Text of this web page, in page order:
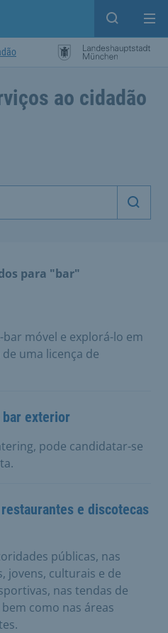
Open
ao cidadão
para "bar"
móvel e explorá-lo em
uma licença de
bar exterior
pode candidatar-se
e discotecas
públicas, nas
jovens, culturais e de
nas tendas de
como nas áreas